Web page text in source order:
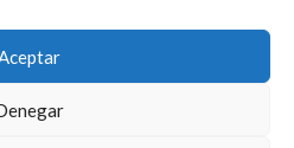
Aceptar
informativo que forma parte
S.A. de C.V. Todos los